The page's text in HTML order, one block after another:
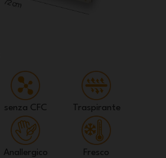
senza CFC Traspirante
Anallergico Fresco